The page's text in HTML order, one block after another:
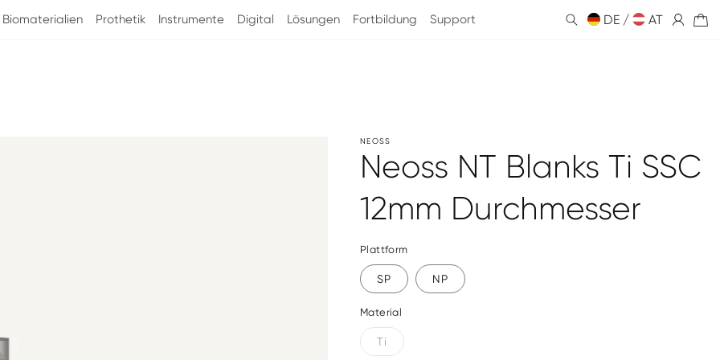
Biomaterialien Prothetik Instrumente Digital Lösungen Fortbildung Support DE / AT
Einloggen
Warenkorb
NEOSS
Neoss NT Blanks Ti SSC
12mm Durchmesser
Plattform
SP NP
Material
Ti